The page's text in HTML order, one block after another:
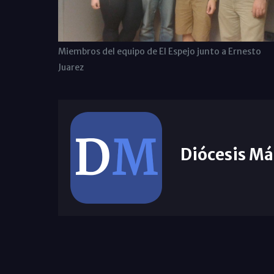
Miembros del equipo de El Espejo junto a Ernesto
Juarez
Diócesis